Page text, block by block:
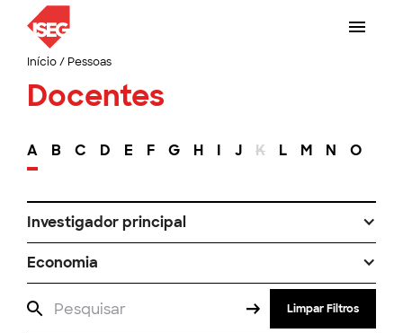
Início/ Pessoas
Docentes
A B C D E F G H I J K L M N O
Investigador principal
Economia
Limpar Filtros